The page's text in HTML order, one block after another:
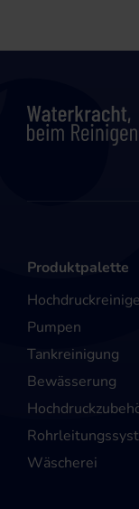
Produktpalette
Pumpen
Tankreinigung
Bewässerung
Wäscherei